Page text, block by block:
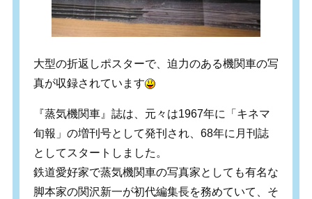
大型の折返しポスターで、迫力のある機関車の写
真が収録されています
『蒸気機関車』誌は、元々は1967年に「キネマ
旬報」の増刊号として発刊され、68年に月刊誌
としてスタートしました。
鉄道愛好家で蒸気機関車の写真家としても有名な
脚本家の関沢新一が初代編集長を務めていて、そ